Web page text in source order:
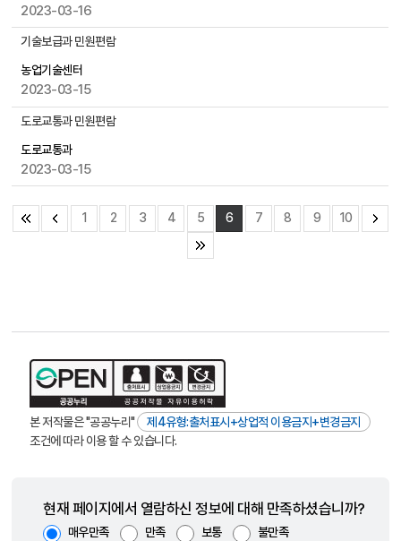
2023-03-16
기술보급과 민원편람
농업기술센터
2023-03-15
도로교통과 민원편람
도로교통과
2023-03-15
1 2 3 4 5 6 7 8 9 10
본 저작물은 "공공누리"
제4유형:출처표시+상업적 이용금지+변경금지
조건에 따라 이용 할 수 있습니다.
현재 페이지에서 열람하신 정보에 대해 만족하셨습니까?
매우만족 만족 보통
불만족